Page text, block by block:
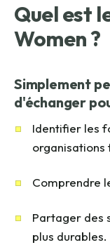
Quel est
Women ?
Simplement
d'échanger
Identifier les
organisations
Comprendre
Partager des
plus durables.